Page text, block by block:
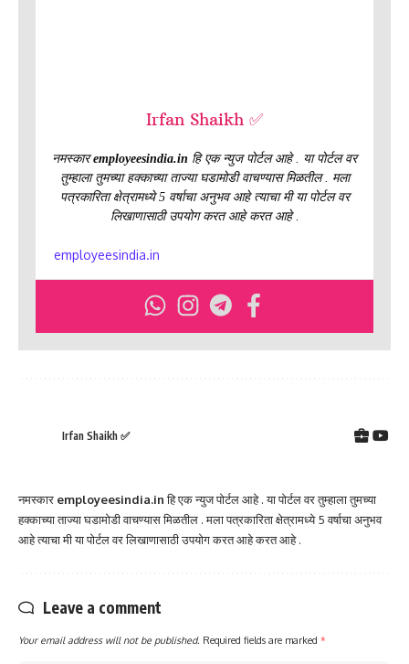
Irfan Shaikh ✅
नमस्कारemployeesindia.in हि एक न्युज पोर्टल आहे . या पोर्टल वर
तुम्हाला तुमच्या हक्काच्या ताज्या घडामोडी वाचण्यास मिळतील . मला
पत्रकारिता क्षेत्रामध्ये 5 वर्षाचा अनुभव आहे त्याचा मी या पोर्टल वर
लिखाणासाठी उपयोग करत आहे करत आहे .
employeesindia.in
Irfan Shaikh ✅
नमस्कार employeesindia.inहि एक न्युज पोर्टल आहे . या पोर्टल वर तुम्हाला तुमच्या
हक्काच्या ताज्या घडामोडी वाचण्यास मिळतील . मला पत्रकारिता क्षेत्रामध्ये 5 वर्षाचा अनुभव
आहे त्याचा मी या पोर्टल वर लिखाणासाठी उपयोग करत आहे करत आहे .
Leave a comment
Your email address will not be published. Required fields are marked *